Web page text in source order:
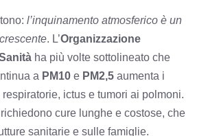
l’inquinamento atmosferico è un
. L’Organizzazione
ha più volte sottolineato che
a PM10 e PM2,5 aumenta i
ictus e tumori ai polmoni.
cure lunghe e costose, che
sanitarie e sulle famiglie.